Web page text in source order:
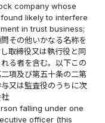
company whose
likely to interfere
in trust business;
その他いかなる名称を
取締役又は執行役と同
る者を含む。以下この
項及び第五十条の二第
又は監査役のうちに次
falling under one
officer (this